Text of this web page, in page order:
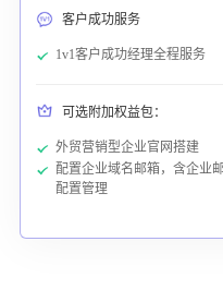
客户成功服务
1v1客户成功经理全程服务
可选附加权益包：
外贸营销型企业官网搭建
配置企业域名邮箱，含企业邮
配置管理